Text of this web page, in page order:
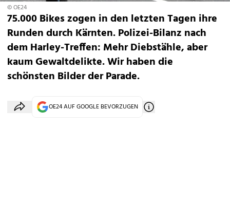
© OE24
75.000 Bikes zogen in den letzten Tagen ihre
Runden durch Kärnten. Polizei-Bilanz nach
dem Harley-Treffen: Mehr Diebstähle, aber
kaum Gewaltdelikte. Wir haben die
schönsten Bilder der Parade.
OE24 AUF GOOGLE BEVORZUGEN